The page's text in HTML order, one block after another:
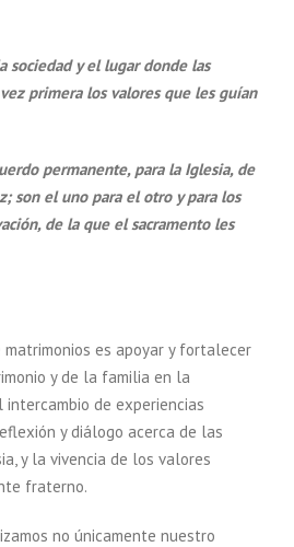
sociedad y el lugar donde las
primera los valores que les guían
permanente, para la Iglesia, de
son el uno para el otro y para los
de la que el sacramento les
es apoyar y fortalecer
y de la familia en la
intercambio de experiencias
y diálogo acerca de las
y la vivencia de los valores
fraterno.
no únicamente nuestro